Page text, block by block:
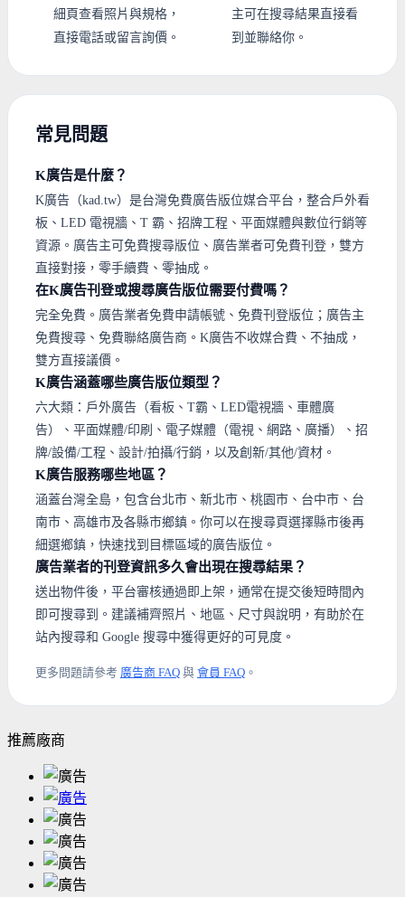
細頁查看照片與規格，
直接電話或留言詢價。
主可在搜尋結果直接看
到並聯絡你。
常見問題
K廣告是什麼？
K廣告（kad.tw）是台灣免費廣告版位媒合平台，整合戶外看
板、LED 電視牆、T 霸、招牌工程、平面媒體與數位行銷等
資源。廣告主可免費搜尋版位、廣告業者可免費刊登，雙方
直接對接，零手續費、零抽成。
在K廣告刊登或搜尋廣告版位需要付費嗎？
完全免費。廣告業者免費申請帳號、免費刊登版位；廣告主
免費搜尋、免費聯絡廣告商。K廣告不收媒合費、不抽成，
雙方直接議價。
K廣告涵蓋哪些廣告版位類型？
六大類：戶外廣告（看板、T霸、LED電視牆、車體廣
告）、平面媒體/印刷、電子媒體（電視、網路、廣播）、招
牌/設備/工程、設計/拍攝/行銷，以及創新/其他/資材。
K廣告服務哪些地區？
涵蓋台灣全島，包含台北市、新北市、桃園市、台中市、台
南市、高雄市及各縣市鄉鎮。你可以在搜尋頁選擇縣市後再
細選鄉鎮，快速找到目標區域的廣告版位。
廣告業者的刊登資訊多久會出現在搜尋結果？
送出物件後，平台審核通過即上架，通常在提交後短時間內
即可搜尋到。建議補齊照片、地區、尺寸與說明，有助於在
站內搜尋和 Google 搜尋中獲得更好的可見度。
更多問題請參考 廣告商 FAQ 與 會員 FAQ 。
推薦廠商